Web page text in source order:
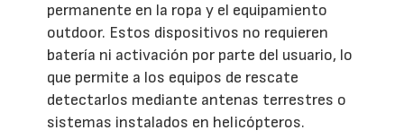
permanente en la ropa y el equipamiento
outdoor. Estos dispositivos no requieren
batería ni activación por parte del usuario, lo
que permite a los equipos de rescate
detectarlos mediante antenas terrestres o
sistemas instalados en helicópteros.